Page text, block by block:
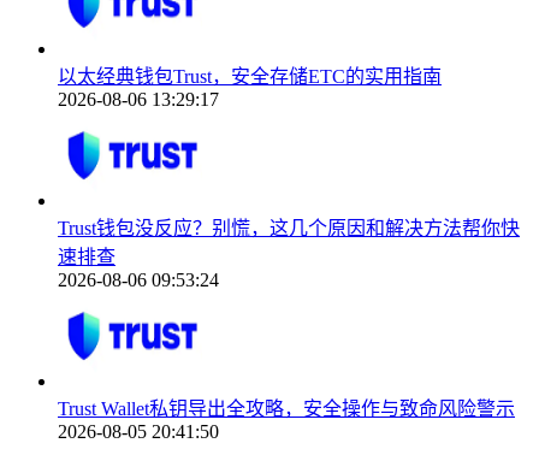
以太经典钱包Trust，安全存储ETC的实用指南
2026-08-06 13:29:17
Trust钱包没反应？别慌，这几个原因和解决方法帮你快
速排查
2026-08-06 09:53:24
Trust Wallet私钥导出全攻略，安全操作与致命风险警示
2026-08-05 20:41:50